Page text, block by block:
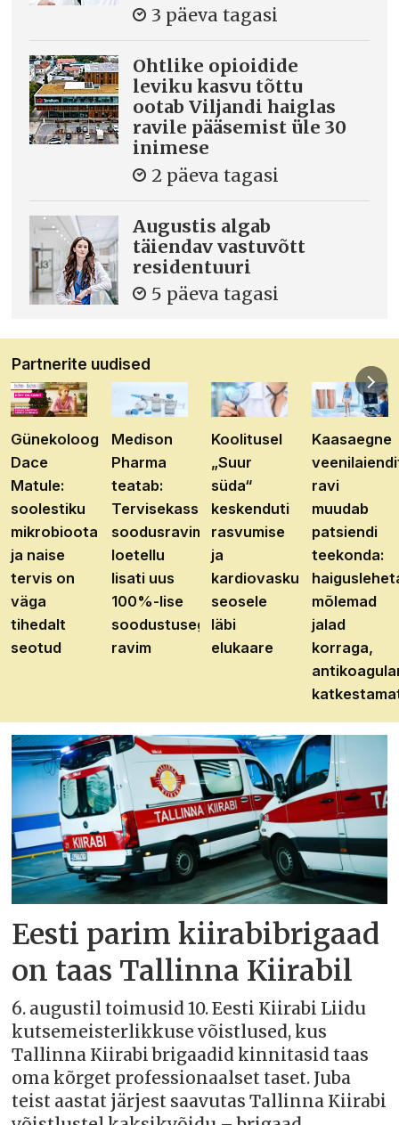
3 päeva tagasi
Ohtlike opioidide
leviku kasvu tõttu
ootab Viljandi haiglas
ravile pääsemist üle 30
inimese
2 päeva tagasi
Augustis algab
täiendav vastuvõtt
residentuuri
5 päeva tagasi
Partnerite uudised
Günekoloog
Dace
Matule:
soolestiku
mikrobioota
ja naise
tervis on
väga
tihedalt
seotud
Medison
Pharma
teatab:
Tervisekassa
soodusravimite
loetellu
lisati uus
100%-lise
soodustusega
ravim
Koolitusel
„Suur
süda“
keskenduti
rasvumise
ja
kardiovaskulaarhaiguste
seosele
läbi
elukaare
Kaasaegne
ravi
muudab
patsiendi
teekonda:
mõlemad
jalad
korraga,
Eesti parim kiirabibrigaad
on taas Tallinna Kiirabil
6. augustil toimusid 10. Eesti Kiirabi Liidu
kutsemeisterlikkuse võistlused, kus
Tallinna Kiirabi brigaadid kinnitasid taas
oma kõrget professionaalset taset. Juba
teist aastat järjest saavutas Tallinna Kiirabi